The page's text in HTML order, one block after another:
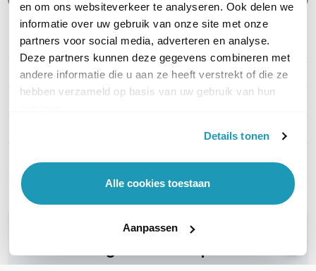
en om ons websiteverkeer te analyseren. Ook delen we
informatie over uw gebruik van onze site met onze
partners voor social media, adverteren en analyse.
Deze partners kunnen deze gegevens combineren met
andere informatie die u aan ze heeft verstrekt of die ze
hebben verzameld op basis van uw gebruik van hun
Details tonen
Alle cookies toestaan
Aanpassen
PRODUCT DETAILS
Merk APC
ECO1PH5YFW06
Toon meer
WIL JIJ ADVIES OP MAAT?